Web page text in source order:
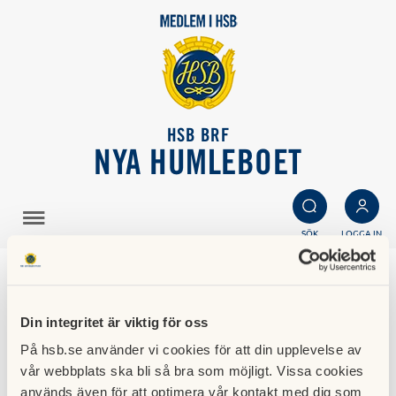
Din integritet är viktig för oss
På hsb.se använder vi cookies för att din upplevelse av
vår webbplats ska bli så bra som möjligt. Vissa cookies
används även för att optimera vår kontakt med dig som
HSB BRF
NYA HUMLEBOET
SÖK LOGGA IN
pantsättning samt för
andrahandsupplåtelse